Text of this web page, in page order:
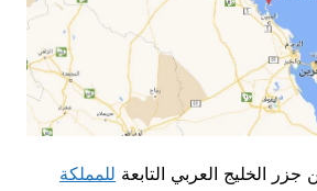
الخليج العربي التابعة للمملكة